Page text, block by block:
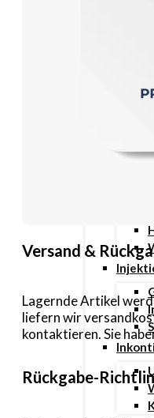
Versand &
Lagernde Artikel
liefern wir
kontaktieren. Sie
Rückgabe-